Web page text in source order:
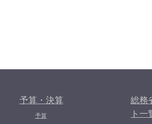
予算・決算
予算
総務
ト一